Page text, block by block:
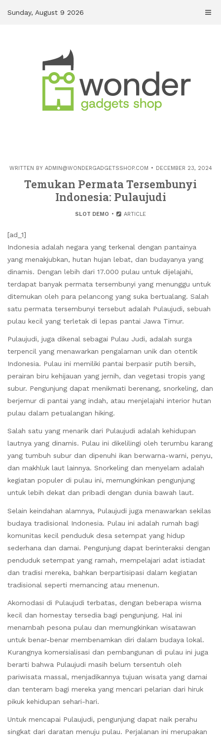
Sunday, August 9 2026
WRITTEN BY ADMIN@WONDERGADGETSSHOP.COM DECEMBER 23, 2024
Temukan Permata Tersembunyi
Indonesia: Pulaujudi
SLOT DEMO ARTICLE
[ad_1]
Indonesia adalah negara yang terkenal dengan pantainya
yang menakjubkan, hutan hujan lebat, dan budayanya yang
dinamis. Dengan lebih dari 17.000 pulau untuk dijelajahi,
terdapat banyak permata tersembunyi yang menunggu untuk
ditemukan oleh para pelancong yang suka bertualang. Salah
satu permata tersembunyi tersebut adalah Pulaujudi, sebuah
pulau kecil yang terletak di lepas pantai Jawa Timur.
Pulaujudi, juga dikenal sebagai Pulau Judi, adalah surga
terpencil yang menawarkan pengalaman unik dan otentik
Indonesia. Pulau ini memiliki pantai berpasir putih bersih,
perairan biru kehijauan yang jernih, dan vegetasi tropis yang
subur. Pengunjung dapat menikmati berenang, snorkeling, dan
berjemur di pantai yang indah, atau menjelajahi interior hutan
pulau dalam petualangan hiking.
Salah satu yang menarik dari Pulaujudi adalah kehidupan
lautnya yang dinamis. Pulau ini dikelilingi oleh terumbu karang
yang tumbuh subur dan dipenuhi ikan berwarna-warni, penyu,
dan makhluk laut lainnya. Snorkeling dan menyelam adalah
kegiatan populer di pulau ini, memungkinkan pengunjung
untuk lebih dekat dan pribadi dengan dunia bawah laut.
Selain keindahan alamnya, Pulaujudi juga menawarkan sekilas
budaya tradisional Indonesia. Pulau ini adalah rumah bagi
komunitas kecil penduduk desa setempat yang hidup
sederhana dan damai. Pengunjung dapat berinteraksi dengan
penduduk setempat yang ramah, mempelajari adat istiadat
dan tradisi mereka, bahkan berpartisipasi dalam kegiatan
tradisional seperti memancing atau menenun.
Akomodasi di Pulaujudi terbatas, dengan beberapa wisma
kecil dan homestay tersedia bagi pengunjung. Hal ini
menambah pesona pulau dan memungkinkan wisatawan
untuk benar-benar membenamkan diri dalam budaya lokal.
Kurangnya komersialisasi dan pembangunan di pulau ini juga
berarti bahwa Pulaujudi masih belum tersentuh oleh
pariwisata massal, menjadikannya tujuan wisata yang damai
dan tenteram bagi mereka yang mencari pelarian dari hiruk
pikuk kehidupan sehari-hari.
Untuk mencapai Pulaujudi, pengunjung dapat naik perahu
singkat dari daratan menuju pulau. Perjalanan ini merupakan